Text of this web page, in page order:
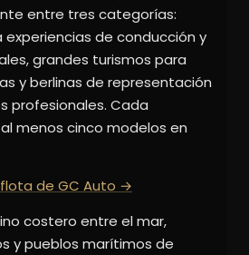
entre tres categorías:
de conducción y
grandes turismos para
y berlinas de representación
profesionales. Cada
menos cinco modelos en
de GC Auto →
costero entre el mar,
y pueblos marítimos de